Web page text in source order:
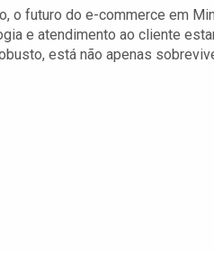
o futuro do e-commerce em
e atendimento ao cliente
está não apenas